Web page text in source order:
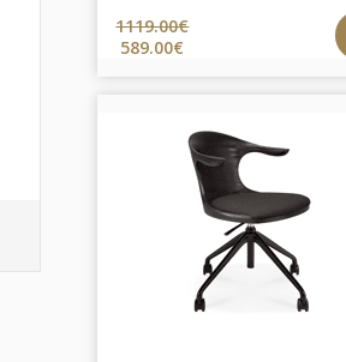
1119.00€
589.00€